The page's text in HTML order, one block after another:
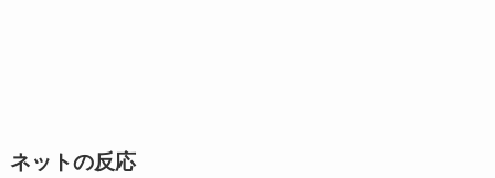
ネットの反応